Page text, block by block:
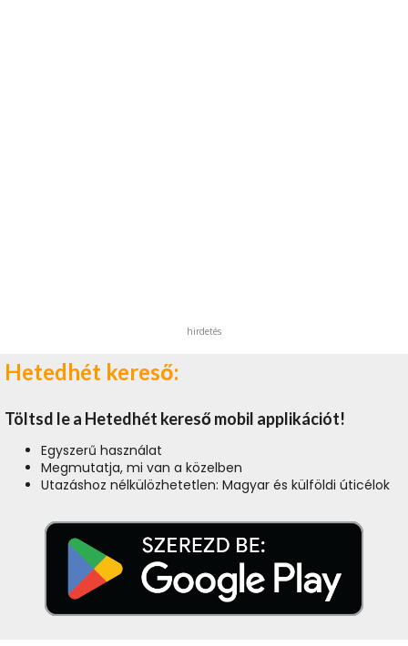
hirdetés
Hetedhét kereső:
Töltsd le a Hetedhét kereső mobil applikációt!
Egyszerű használat
Megmutatja, mi van a közelben
Utazáshoz nélkülözhetetlen: Magyar és külföldi úticélok